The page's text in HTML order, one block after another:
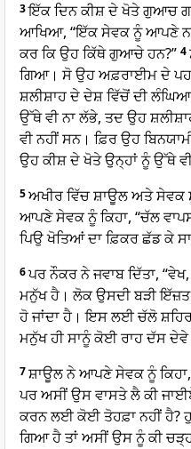
3ਇੱਕ ਦਿਨ ਕੀਸ਼ ਦੇ ਖੋਤੇ ਗੁਆਚ
ਆਖਿਆ, “ਇੱਕ ਸੇਵਕ ਨੂੰ ਆਪਣੇ
ਕਰ ਕਿ ਉਹ ਕਿੱਥੇ ਗੁਆਚੇ ਹਨ?” 4
ਗਿਆ। ਸੋ ਉਹ ਅਫ਼ਰਾਈਮ ਦੇ
ਸ਼ਲੀਸ਼ਾਹ ਦੇ ਦੇਸ਼ ਵਿੱਚੋਂ ਦੀ
ਉੱਥੇ ਵੀ ਨਾ ਲੱਭੇ, ਤਦ ਉਹ
ਵੀ ਨਹੀਂ ਸਨ। ਫ਼ਿਰ ਉਹ
ਉਹ ਕੀਸ਼ ਦੇ ਖੋਤੇ ਉਨ੍ਹਾਂ ਨੂੰ ਉੱਥੇ ਵੀ
5ਅਖੀਰ ਵਿੱਚ ਸ਼ਾਊਲ ਅਤੇ
ਆਪਣੇ ਸੇਵਕ ਨੂੰ ਕਿਹਾ, “ਚੱਲ
ਪਿਉ ਖੋਤਿਆਂ ਦਾ ਫ਼ਿਕਰ ਛੱਡ ਕੇ
6ਪਰ ਨੌਕਰ ਨੇ ਜਵਾਬ ਦਿੱਤਾ,
ਮਨੁੱਖ ਹੈ। ਲੋਕ ਉਸਦੀ ਬੜੀ
ਹੋ ਜਾਂਦਾ ਹੈ। ਇਸ ਲਈ ਚੱਲੋ
ਮਨੁੱਖ ਹੀ ਸਾਨੂੰ ਕੋਈ ਰਾਹ ਦੱਸ ਦੇਵੇ
7ਸ਼ਾਊਲ ਨੇ ਆਪਣੇ ਸੇਵਕ ਨੂੰ
ਪਰ ਅਸੀਂ ਉਸ ਵਾਸਤੇ ਲੈ ਕੀ
ਕਰਨ ਲਈ ਕੋਈ ਤੋਹਫ਼ਾ ਨਹੀਂ ਹੈ?
ਗਿਆ ਹੈ ਤਾਂ ਅਸੀਂ ਉਸ ਨੂੰ ਕੀ